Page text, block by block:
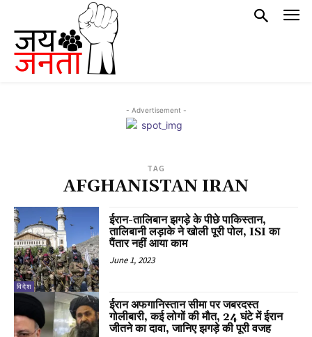
- Advertisement -
TAG
AFGHANISTAN IRAN
विदेश
ईरान-तालिबान झगड़े के पीछे पाकिस्तान,
तालिबानी लड़ाके ने खोली पूरी पोल, ISI का
पैंतार नहीं आया काम
June 1, 2023
ईरान अफगानिस्तान सीमा पर जबरदस्त
गोलीबारी, कई लोगों की मौत, 24 घंटे में ईरान
जीतने का दावा, जानिए झगड़े की पूरी वजह